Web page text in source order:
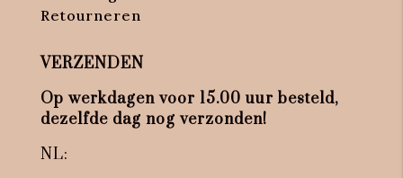
Retourneren
VERZENDEN
Op werkdagen voor 15.00 uur besteld,
dezelfde dag nog verzonden!
NL: